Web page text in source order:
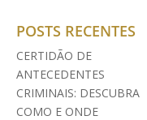
POSTS RECENTES
CERTIDÃO DE
ANTECEDENTES
CRIMINAIS: DESCUBRA
COMO E ONDE